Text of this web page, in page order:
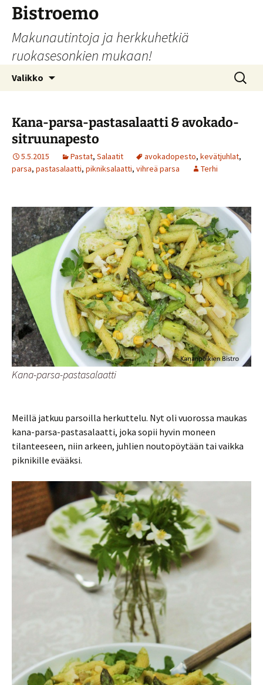
Siirry
sisältöön
Bistroemo
Makunautintoja ja herkkuhetkiä
ruokasesonkien mukaan!
Valikko Haku:
Kana-parsa-pastasalaatti & avokado-
sitruunapesto
5.5.2015 Pastat, Salaatit avokadopesto, kevätjuhlat,
parsa, pastasalaatti, pikniksalaatti, vihreä parsa Terhi
Kana-parsa-pastasalaatti
Meillä jatkuu parsoilla herkuttelu. Nyt oli vuorossa maukas
kana-parsa-pastasalaatti, joka sopii hyvin moneen
tilanteeseen, niin arkeen, juhlien noutopöytään tai vaikka
piknikille evääksi.